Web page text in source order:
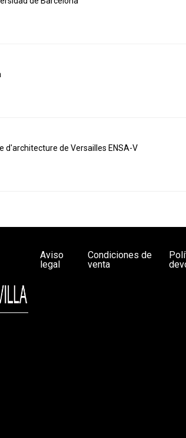
d'architecture de Versailles ENSA-V
Aviso
legal
Condiciones de
venta